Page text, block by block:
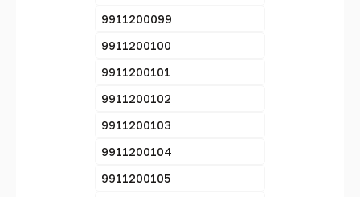
9911200099
9911200100
9911200101
9911200102
9911200103
9911200104
9911200105